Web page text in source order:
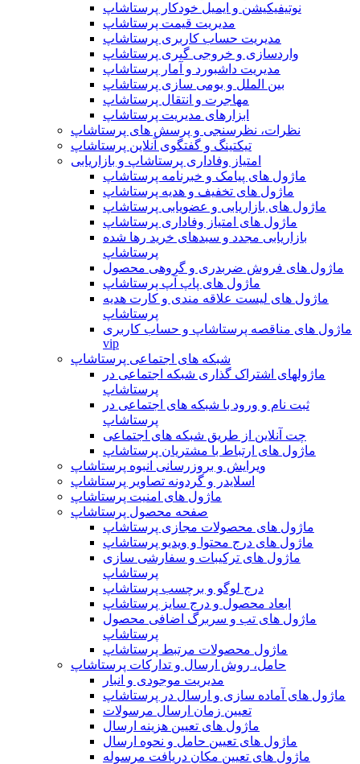
نوتیفیکیشن و ایمیل خودکار پرستاشاپ
مدیریت قیمت پرستاشاپ
مدیریت حساب کاربری پرستاشاپ
واردسازی و خروجی گیری پرستاشاپ
مدیریت داشبورد و آمار پرستاشاپ
بین الملل و بومی سازی پرستاشاپ
مهاجرت و انتقال پرستاشاپ
ابزارهای مدیریت پرستاشاپ
نظرات، نظرسنجی و پرسش های پرستاشاپ
تیکتینگ و گفتگوی آنلاین پرستاشاپ
امتیاز وفاداری پرستاشاپ و بازاریابی
ماژول های پیامک و خبرنامه پرستاشاپ
ماژول های تخفیف و هدیه پرستاشاپ
ماژول های بازاریابی و عضویابی پرستاشاپ
ماژول های امتیاز وفاداری پرستاشاپ
بازاریابی مجدد و سبدهای خرید رها شده
پرستاشاپ
ماژول های فروش ضربدری و گروهی محصول
ماژول های پاپ آپ پرستاشاپ
ماژول های لیست علاقه مندی و کارت هدیه
پرستاشاپ
ماژول های مناقصه پرستاشاپ و حساب کاربری
vip
شبکه های اجتماعی پرستاشاپ
ماژولهای اشتراک‌ گذاری شبکه اجتماعی در
پرستاشاپ
ثبت نام و ورود با شبکه های اجتماعی در
پرستاشاپ
چت آنلاین از طریق شبکه های اجتماعی
ماژول های ارتباط با مشتریان پرستاشاپ
ویرایش و بروزرسانی انبوه پرستاشاپ
اسلایدر و گردونه تصاویر پرستاشاپ
ماژول های امنیت پرستاشاپ
صفحه محصول پرستاشاپ
ماژول های محصولات مجازی پرستاشاپ
ماژول های درج محتوا و ویدیو پرستاشاپ
ماژول های ترکیبات و سفارشی سازی
پرستاشاپ
درج لوگو و برچسب پرستاشاپ
ابعاد محصول و درج سایز پرستاشاپ
ماژول های تب و سربرگ اضافی محصول
پرستاشاپ
ماژول محصولات مرتبط پرستاشاپ
حامل، روش ارسال و تدارکات پرستاشاپ
مدیریت موجودی و انبار
ماژول های آماده سازی و ارسال در پرستاشاپ
تعیین زمان ارسال مرسولات
ماژول های تعیین هزینه ارسال
ماژول های تعیین حامل و نحوه ارسال
ماژول های تعیین مکان دریافت مرسوله